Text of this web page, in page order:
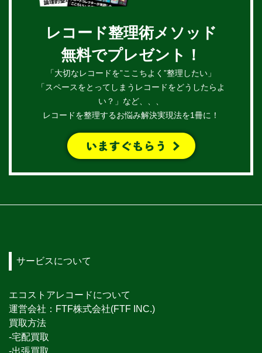
レコード整理術メソッド
無料でプレゼント！
「大切なレコードを”ここちよく”整理したい」
「スペースをとってしまうレコードをどうしたらよ
い？」など、、、
レコードを整理するお悩み解決実現法を1冊に！
サービスについて
エコストアレコードについて
運営会社：FTF株式会社(FTF INC.)
買取方法
-宅配買取
-出張買取